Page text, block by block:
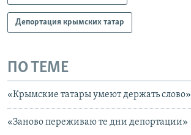
Депортация крымских татар
ПО ТЕМЕ
«Крымские татары умеют держать слово»
«Заново переживаю те дни депортации»